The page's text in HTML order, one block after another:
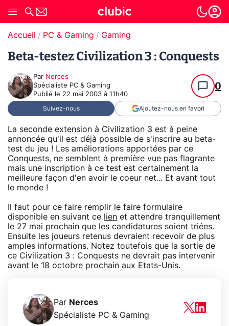
Accueil PC & Gaming Gaming
Beta-testez Civilization 3 : Conquests
Par Nerces
Spécialiste PC & Gaming
Publié le 22 mai 2003 à 11h40
0
Suivez-nous Ajoutez-nous en favori
La seconde extension à Civilization 3 est à peine
annoncée qu'il est déjà possible de s'inscrire au beta-
test du jeu ! Les améliorations apportées par ce
Conquests, ne semblent à première vue pas flagrante
mais une inscription à ce test est certainement la
meilleure façon d'en avoir le coeur net... Et avant tout
le monde !
Il faut pour ce faire remplir le faire formulaire
disponible en suivant ce
lien et attendre tranquillement
le 27 mai prochain que les candidatures soient triées.
Ensuite les joueurs retenus devraient recevoir de plus
amples informations. Notez toutefois que la sortie de
ce Civilization 3 : Conquests ne devrait pas intervenir
avant le 18 octobre prochain aux Etats-Unis.
Par Nerces
Spécialiste PC & Gaming